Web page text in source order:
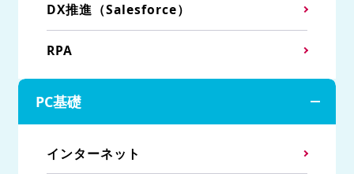
DX推進（Salesforce）
RPA
PC基礎
インターネット